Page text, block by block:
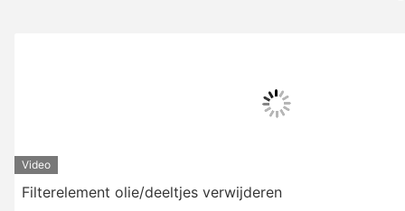
Video
Filterelement olie/deeltjes verwijderen